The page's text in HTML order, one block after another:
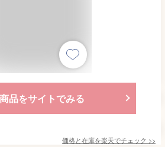
品をサイトでみる
価格と在庫を楽天でチェック >>